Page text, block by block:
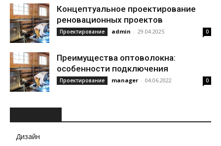
Концептуальное проектирование
реновационных проектов
Проектирование admin - 29.04.2025 0
Преимущества оптоволокна:
особенности подключения
Проектирование manager - 04.06.2022 0
Дизайн